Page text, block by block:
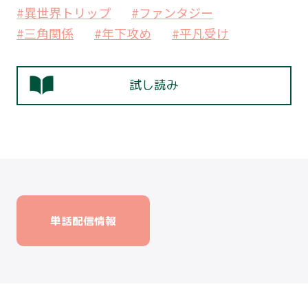
#異世界トリップ
#ファンタジー
#三角関係
#年下攻め #平凡受け
試し読み
単話配信情報